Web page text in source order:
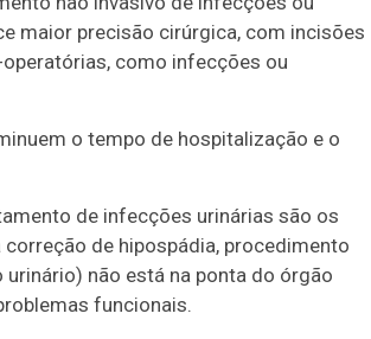
maior precisão cirúrgica, com incisões
como infecções ou
o tempo de hospitalização e o
de infecções urinárias são os
de hipospádia, procedimento
não está na ponta do órgão
funcionais.